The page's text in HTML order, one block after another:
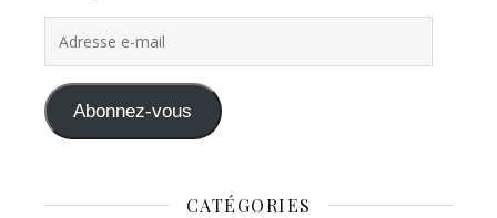
Abonnez-vous
CATÉGORIES